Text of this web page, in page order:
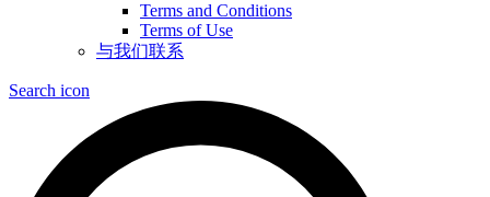
Terms and Conditions
Terms of Use
与我们联系
Search icon